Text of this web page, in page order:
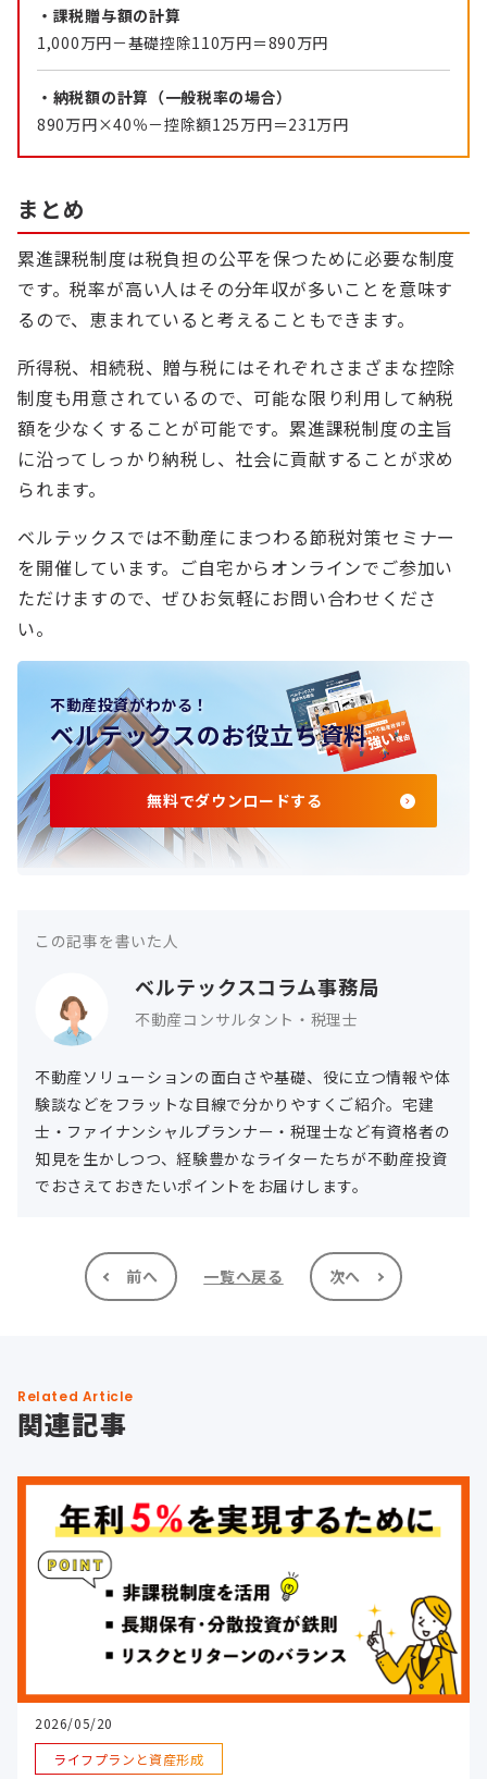
・課税贈与額の計算
1,000万円－基礎控除110万円＝890万円
・納税額の計算（一般税率の場合）
890万円×40％－控除額125万円＝231万円
まとめ
累進課税制度は税負担の公平を保つために必要な制度
です。税率が高い人はその分年収が多いことを意味す
るので、恵まれていると考えることもできます。
所得税、相続税、贈与税にはそれぞれさまざまな控除
制度も用意されているので、可能な限り利用して納税
額を少なくすることが可能です。累進課税制度の主旨
に沿ってしっかり納税し、社会に貢献することが求め
られます。
ベルテックスでは不動産にまつわる節税対策セミナー
を開催しています。ご自宅からオンラインでご参加い
ただけますので、ぜひお気軽にお問い合わせくださ
い。
不動産投資がわかる！
ベルテックスのお役立ち資料
無料でダウンロードする
この記事を書いた人
ベルテックスコラム事務局
不動産コンサルタント・税理士
不動産ソリューションの面白さや基礎、役に立つ情報や体
験談などをフラットな目線で分かりやすくご紹介。宅建
士・ファイナンシャルプランナー・税理士など有資格者の
知見を生かしつつ、経験豊かなライターたちが不動産投資
でおさえておきたいポイントをお届けします。
前へ 一覧へ戻る 次へ
Related Article
関連記事
2026/05/20
ライフプランと資産形成